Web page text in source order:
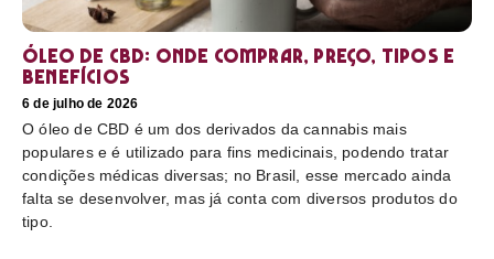
Óleo de CBD: Onde comprar, preço, tipos e
benefícios
6 de julho de 2026
O óleo de CBD é um dos derivados da cannabis mais
populares e é utilizado para fins medicinais, podendo tratar
condições médicas diversas; no Brasil, esse mercado ainda
falta se desenvolver, mas já conta com diversos produtos do
tipo.